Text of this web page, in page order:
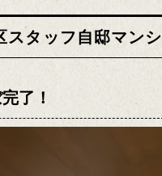
スタッフ自邸マン
了！